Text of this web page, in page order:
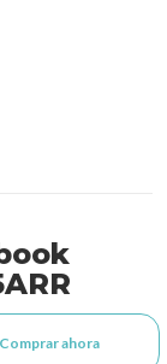
Comprar ahora